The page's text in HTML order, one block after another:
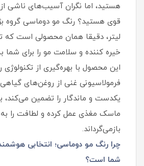
هستید، اما نگران آسیب‌های ناشی
لیتر، دقیقا همان محصولی است که
خیره کننده و سلامت مو را برای شما
این محصول با بهره‌گیری از تکنولوژی
فرمولاسیونی غنی از روغن‌های
یکدست و ماندگار را تضمین می‌کند،
ماسک مغذی عمل کرده و لطافت را
بازمی‌گرداند.
چرا رنگ مو دوماسی؛ انتخابی
شما است؟